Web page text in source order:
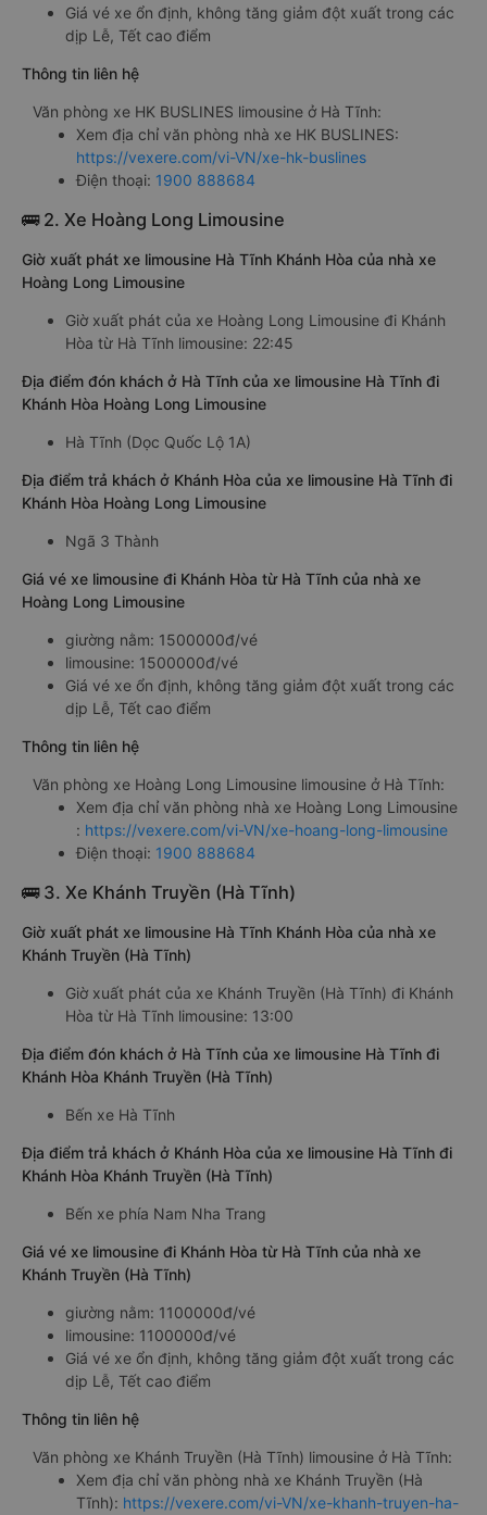
Giá vé xe ổn định, không tăng giảm đột xuất trong các
dịp Lễ, Tết cao điểm
Thông tin liên hệ
Văn phòng xe HK BUSLINES limousine ở Hà Tĩnh:
Xem địa chỉ văn phòng nhà xe HK BUSLINES:
https://vexere.com/vi-VN/xe-hk-buslines
Điện thoại: 1900 888684
🚌 2. Xe Hoàng Long Limousine
Giờ xuất phát xe limousine Hà Tĩnh Khánh Hòa của nhà xe
Hoàng Long Limousine
Giờ xuất phát của xe Hoàng Long Limousine đi Khánh
Hòa từ Hà Tĩnh limousine: 22:45
Địa điểm đón khách ở Hà Tĩnh của xe limousine Hà Tĩnh đi
Khánh Hòa Hoàng Long Limousine
Hà Tĩnh (Dọc Quốc Lộ 1A)
Địa điểm trả khách ở Khánh Hòa của xe limousine Hà Tĩnh đi
Khánh Hòa Hoàng Long Limousine
Ngã 3 Thành
Giá vé xe limousine đi Khánh Hòa từ Hà Tĩnh của nhà xe
Hoàng Long Limousine
giường nằm: 1500000đ/vé
limousine: 1500000đ/vé
Giá vé xe ổn định, không tăng giảm đột xuất trong các
dịp Lễ, Tết cao điểm
Thông tin liên hệ
Văn phòng xe Hoàng Long Limousine limousine ở Hà Tĩnh:
Xem địa chỉ văn phòng nhà xe Hoàng Long Limousine
: https://vexere.com/vi-VN/xe-hoang-long-limousine
Điện thoại: 1900 888684
🚌 3. Xe Khánh Truyền (Hà Tĩnh)
Giờ xuất phát xe limousine Hà Tĩnh Khánh Hòa của nhà xe
Khánh Truyền (Hà Tĩnh)
Giờ xuất phát của xe Khánh Truyền (Hà Tĩnh) đi Khánh
Hòa từ Hà Tĩnh limousine: 13:00
Địa điểm đón khách ở Hà Tĩnh của xe limousine Hà Tĩnh đi
Khánh Hòa Khánh Truyền (Hà Tĩnh)
Bến xe Hà Tĩnh
Địa điểm trả khách ở Khánh Hòa của xe limousine Hà Tĩnh đi
Khánh Hòa Khánh Truyền (Hà Tĩnh)
Bến xe phía Nam Nha Trang
Giá vé xe limousine đi Khánh Hòa từ Hà Tĩnh của nhà xe
Khánh Truyền (Hà Tĩnh)
giường nằm: 1100000đ/vé
limousine: 1100000đ/vé
Giá vé xe ổn định, không tăng giảm đột xuất trong các
dịp Lễ, Tết cao điểm
Thông tin liên hệ
Văn phòng xe Khánh Truyền (Hà Tĩnh) limousine ở Hà Tĩnh:
Xem địa chỉ văn phòng nhà xe Khánh Truyền (Hà
Tĩnh): https://vexere.com/vi-VN/xe-khanh-truyen-ha-